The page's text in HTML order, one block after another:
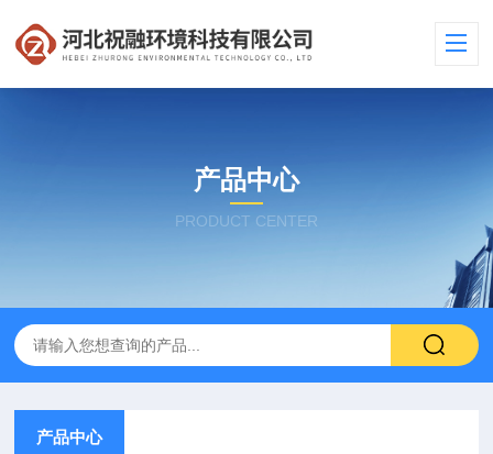
产品中心
PRODUCT CENTER
产品中心